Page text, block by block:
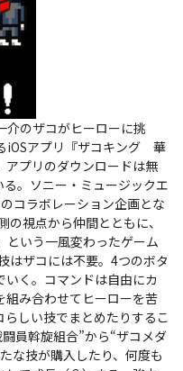
介のザコがヒーローに挑
iOSアプリ『ザコキング 華
アプリのダウンロードは無
。ソニー・ミュージックエ
コラボレーション企画とな
視点から仲間とともに、
という一風変わったゲーム
はザコには不要。4つのボタ
く。コマンドは自由にカ
組み合わせてヒーローを苦
しい技でまとめたりするこ
員斡旋組合”から“ザコメダ
な技が購入したり、何度も